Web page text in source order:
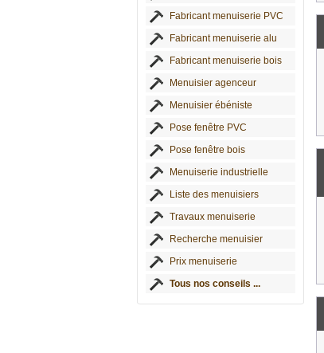
Fabricant menuiserie PVC
Fabricant menuiserie alu
Fabricant menuiserie bois
Menuisier agenceur
Menuisier ébéniste
Pose fenêtre PVC
Pose fenêtre bois
Menuiserie industrielle
Liste des menuisiers
Travaux menuiserie
Recherche menuisier
Prix menuiserie
Tous nos conseils ...